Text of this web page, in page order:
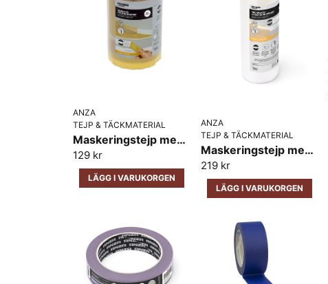
ANZA
TEJP & TÄCKMATERIAL
Maskeringstejp med Täckpapp Platinum Anza 25m x 18cm
129 kr
LÄGG I VARUKORGEN
ANZA
TEJP & TÄCKMATERIAL
Maskeringstejp med Täckplast Platinum Anza 17m x 260cm
219 kr
LÄGG I VARUKORGEN